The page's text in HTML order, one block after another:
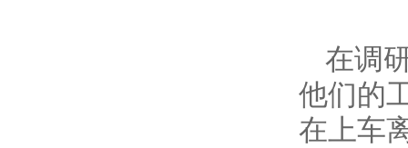
在调
他们的
在上车